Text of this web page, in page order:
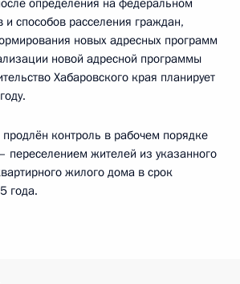
определения на федеральном
способов расселения граждан,
новых адресных программ
новой адресной программы
Хабаровского края планирует
контроль в рабочем порядке
переселением жителей из указанного
жилого дома в срок
года.